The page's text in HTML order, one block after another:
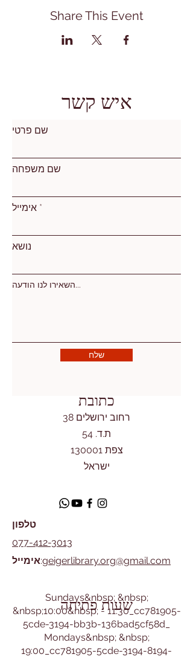
Share This Event
איש קשר
שם פרטי
שם משפחה
אימייל
נושא
השאירו לנו הודעה...
שלח
כתובת
רחוב ירושלים 38
ת.ד. 54
צפת 130001
ישראל
טלפון
077-412-3013
אימייל:geigerlibrary.org@gmail.com
שעות פתיחה
​Sundays&nbsp; &nbsp;
&nbsp;10:00&nbsp; - 11:30_cc781905-
5cde-3194-bb3b-136bad5cf58d_
Mondays&nbsp; &nbsp;
19:00_cc781905-5cde-3194-8194-